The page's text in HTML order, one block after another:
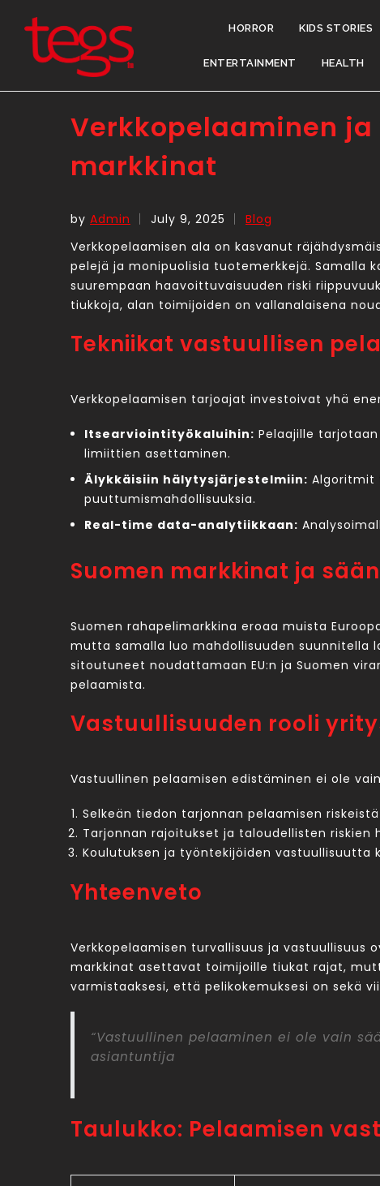
HORROR KIDS STORIES
ENTERTAINMENT HEALTH
Verkkopelaaminen
markkinat
by Admin July 9, 2025
Blog
Verkkopelaamisen ala on kasvanut
pelejä ja monipuolisia tuotemerkkejä. Samalla
suurempaan haavoittuvaisuuden riski
tiukkoja, alan toimijoiden on vallanalaisena
Tekniikat vastuullisen
Verkkopelaamisen tarjoajat investoivat yhä
Itsearviointityökaluihin: Pelaajille
limiittien asettaminen.
Älykkäisiin hälytysjärjestelmiin: Algoritmit
puuttumismahdollisuuksia.
Real-time data-analytiikkaan:
Suomen markkinat ja
Suomen rahapelimarkkina eroaa muista
mutta samalla luo mahdollisuuden
sitoutuneet noudattamaan EU:n ja Suomen
pelaamista.
Vastuullisuuden rooli
Vastuullinen pelaamisen edistäminen ei ole
Selkeän tiedon tarjonnan pelaamisen riskeistä
Tarjonnan rajoitukset ja taloudellisten riskien
Koulutuksen ja työntekijöiden
Yhteenveto
Verkkopelaamisen turvallisuus ja
markkinat asettavat toimijoille tiukat rajat,
varmistaaksesi, että pelikokemuksesi on sekä
“Vastuullinen pelaaminen ei ole vain
asiantuntija
Taulukko: Pelaamisen